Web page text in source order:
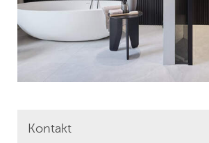
Kontakt